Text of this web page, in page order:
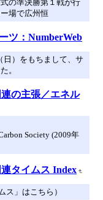
の準決勝第１戦が行
場で広州恒
ツ：NumberWeb
日）をもちまして、サ
。
連の主張／エネル
Society (2009年
連タイムス Index
ス」はこちら）